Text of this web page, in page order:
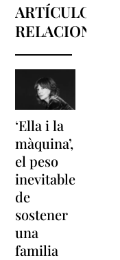
ARTÍCULOS
‘Ella i la
màquina’,
el peso
inevitable
de
sostener
una
familia